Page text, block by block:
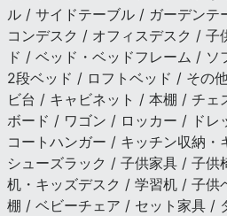
ル / サイドテーブル / ガーデンテ
コンデスク / オフィスデスク / 子
ド / ベッド・ベッドフレーム /
2段ベッド / ロフトベッド / その
ビ台 / キャビネット / 本棚 / チ
ボード / ワゴン / ロッカー / ドレ
コートハンガー / キッチン収納
シューズラック / 子供家具 / 子供
机・キッズデスク / 学習机 / 子供
棚 / ベビーチェア / セット家具 /